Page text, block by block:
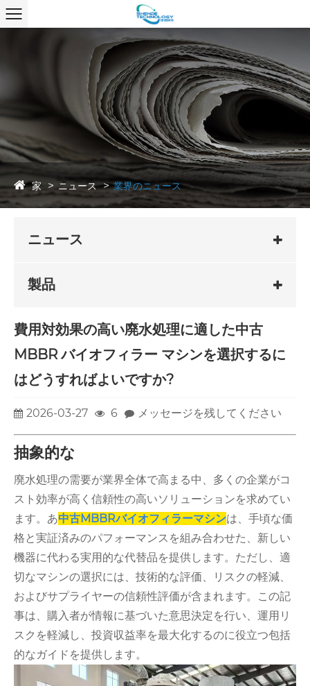
家 ニュース 業界のニュース
ニュース
製品
費用対効果の高い廃水処理に適した中古
MBBR バイオフィラー マシンを選択するに
はどうすればよいですか?
2026-03-27 6 メッセージを残してください
抽象的な
廃水処理の需要が業界全体で高まる中、多くの企業がコ
スト効率が高く信頼性の高いソリューションを求めてい
ます。あ中古MBBRバイオフィラーマシンは、手頃な価
格と実証済みのパフォーマンスを組み合わせた、新しい
機器に代わる実用的な代替品を提供します。ただし、適
切なマシンの選択には、技術的な評価、リスクの軽減、
およびサプライヤーの信頼性評価が含まれます。この記
事は、購入者が情報に基づいた意思決定を行い、運用リ
スクを軽減し、投資収益率を最大化するのに役立つ包括
的なガイドを提供します。